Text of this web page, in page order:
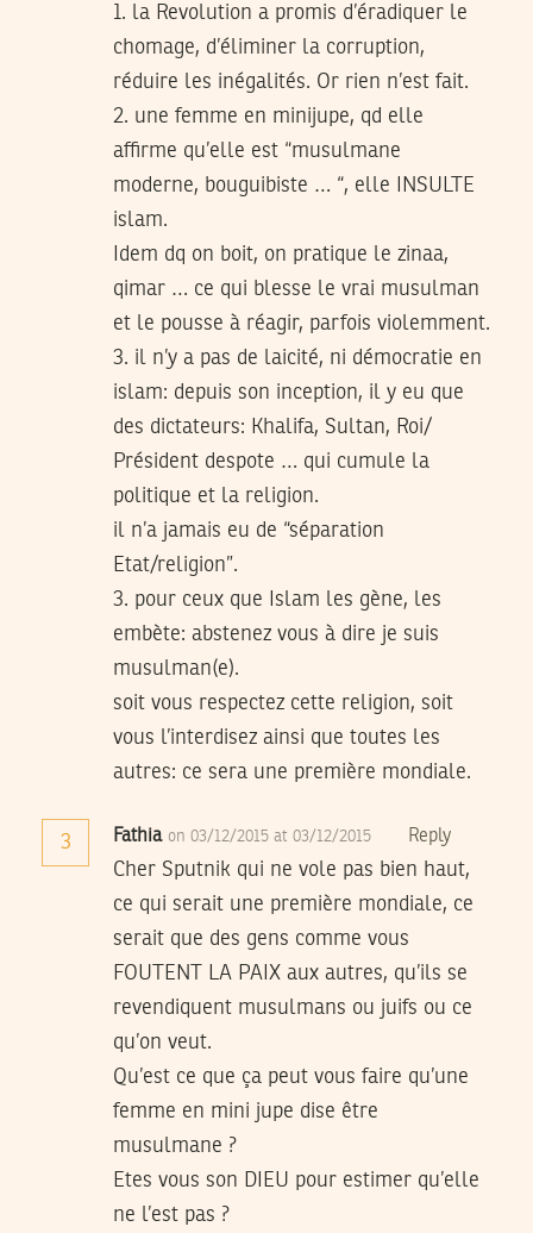
1. la Revolution a promis d’éradiquer le
chomage, d’éliminer la corruption,
réduire les inégalités. Or rien n’est fait.
2. une femme en minijupe, qd elle
affirme qu’elle est “musulmane
moderne, bouguibiste … “, elle INSULTE
islam.
Idem dq on boit, on pratique le zinaa,
qimar … ce qui blesse le vrai musulman
et le pousse à réagir, parfois violemment.
3. il n’y a pas de laicité, ni démocratie en
islam: depuis son inception, il y eu que
des dictateurs: Khalifa, Sultan, Roi/
Président despote … qui cumule la
politique et la religion.
il n’a jamais eu de “séparation
Etat/religion”.
3. pour ceux que Islam les gène, les
embète: abstenez vous à dire je suis
musulman(e).
soit vous respectez cette religion, soit
vous l’interdisez ainsi que toutes les
autres: ce sera une première mondiale.
3 Fathia on 03/12/2015 at 03/12/2015 Reply
Cher Sputnik qui ne vole pas bien haut,
ce qui serait une première mondiale, ce
serait que des gens comme vous
FOUTENT LA PAIX aux autres, qu’ils se
revendiquent musulmans ou juifs ou ce
qu’on veut.
Qu’est ce que ça peut vous faire qu’une
femme en mini jupe dise être
musulmane ?
Etes vous son DIEU pour estimer qu’elle
ne l’est pas ?